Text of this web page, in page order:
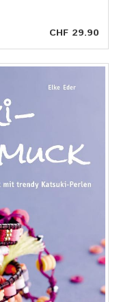
CHF 29.90